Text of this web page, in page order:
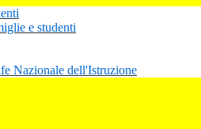
e studenti
Nazionale dell'Istruzione